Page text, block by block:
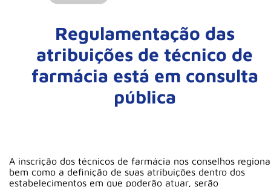
Regulamentação das
atribuições de técnico de
farmácia está em consulta
pública
A inscrição dos técnicos de farmácia nos conselhos
bem como a definição de suas atribuições dentro dos
estabelecimentos em que poderão atuar, serão